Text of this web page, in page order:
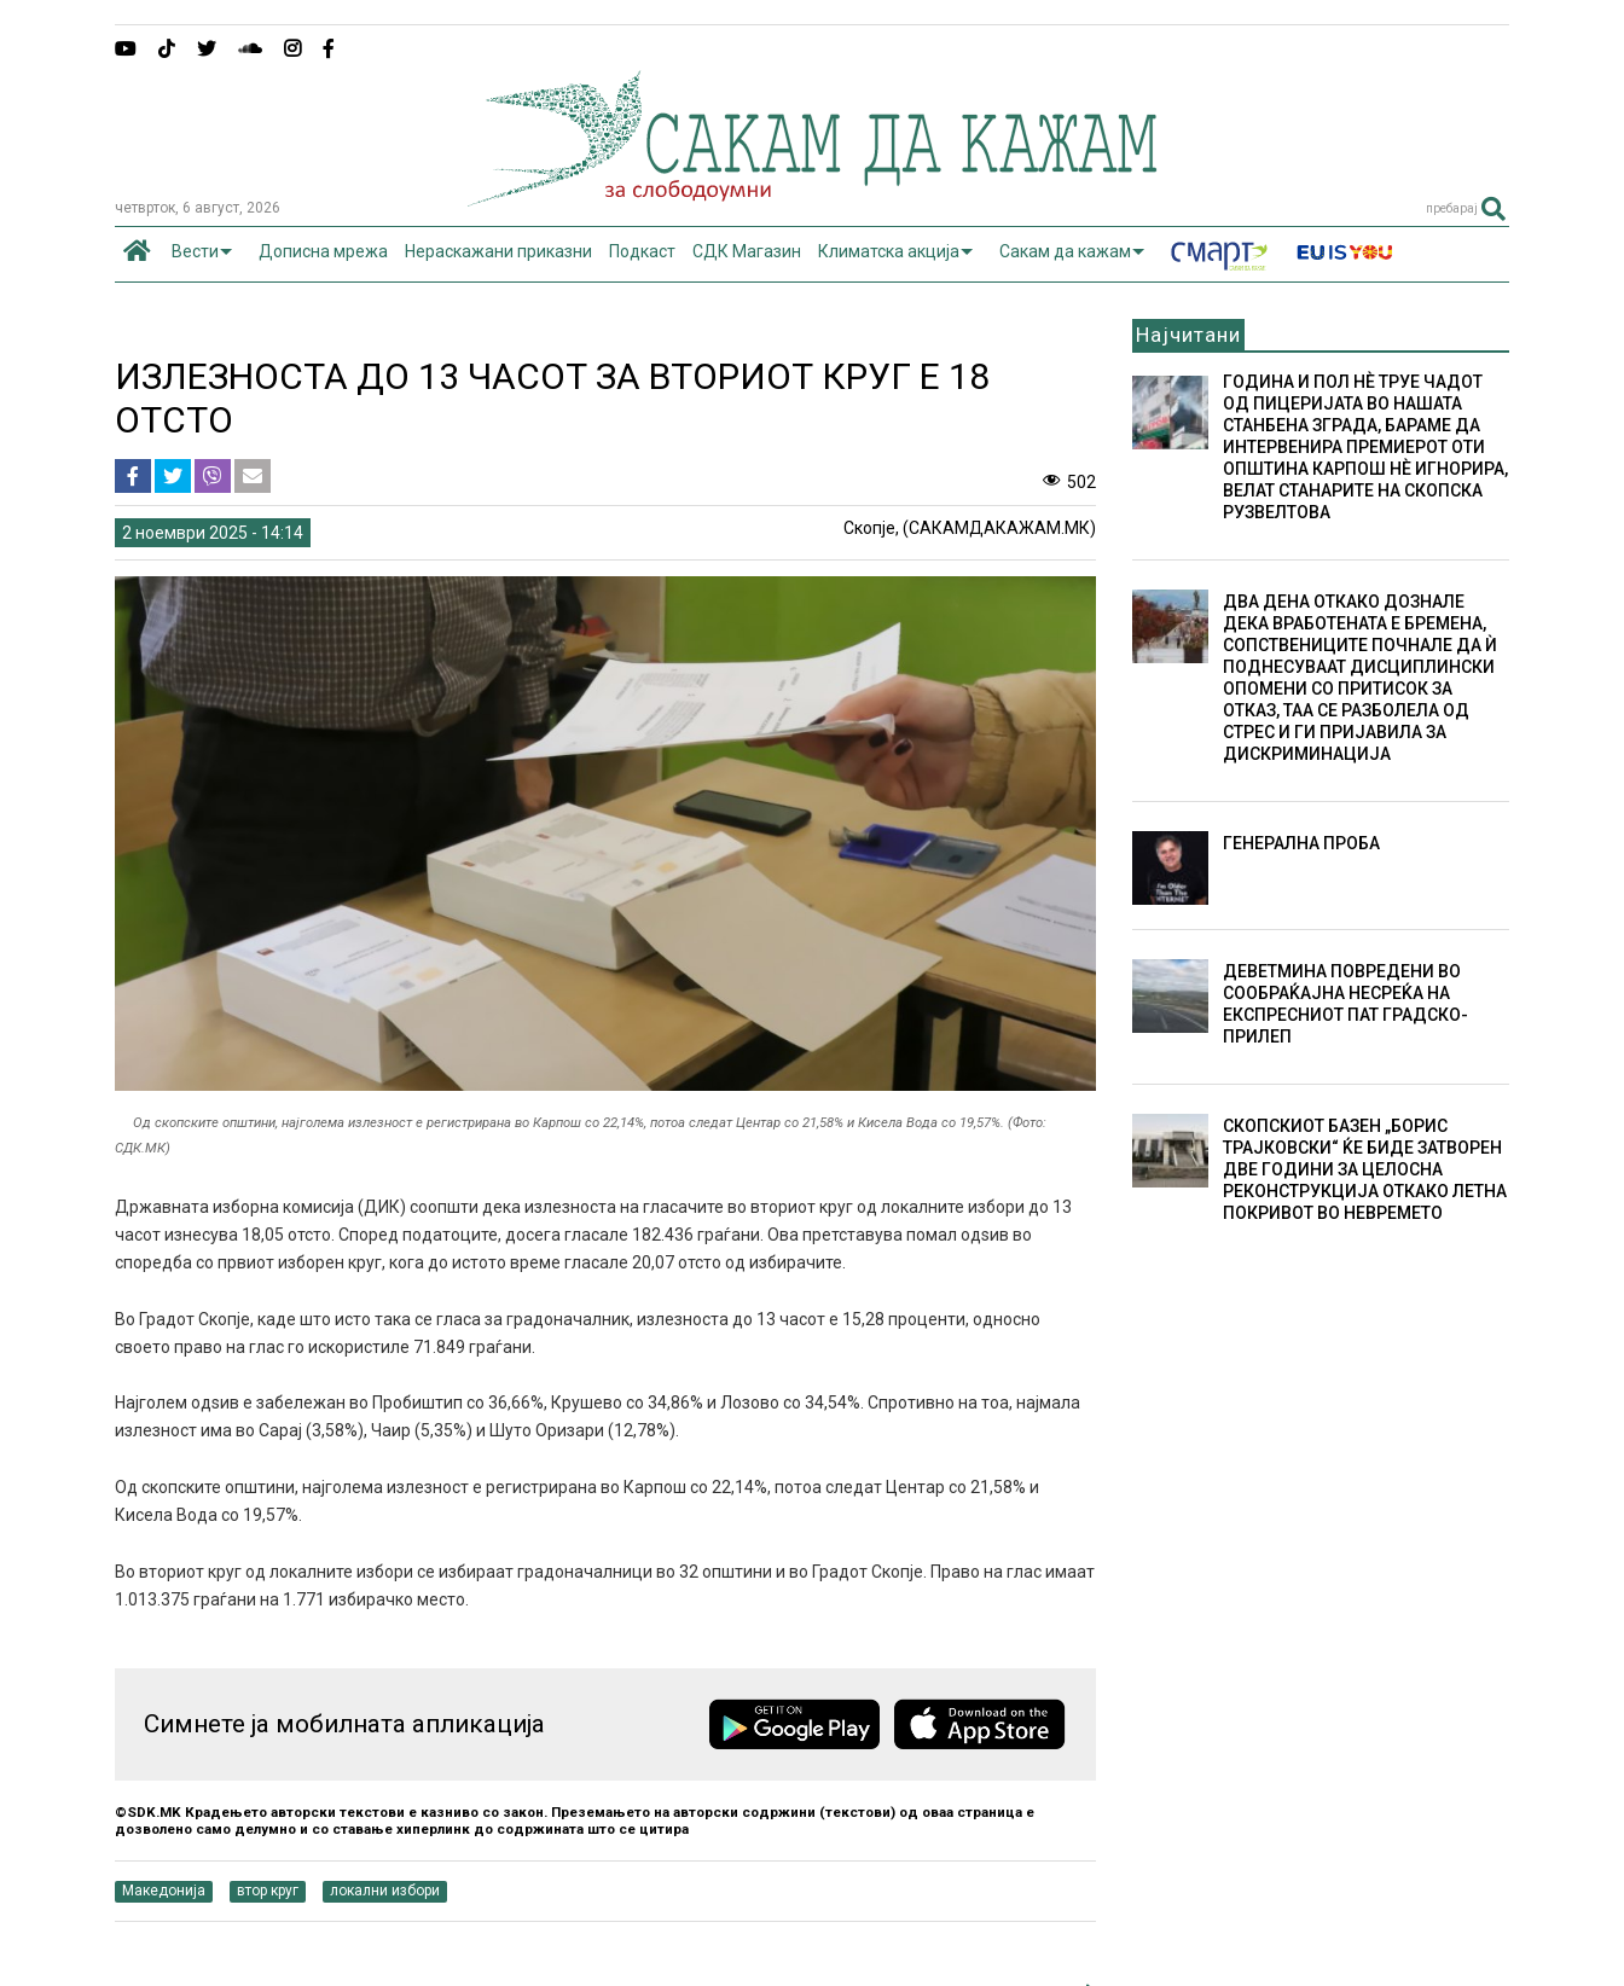
четврток, 6 август, 2026 пребарај
Вести Дописна мрежа Нераскажани приказни Подкаст СДК Магазин Климатска акција Сакам да кажам
ИЗЛЕЗНОСТА ДО 13 ЧАСОТ ЗА ВТОРИОТ КРУГ Е 18
ОТСТО
502
2 ноември 2025 - 14:14 Скопје, (САКАМДАКАЖАМ.МК)
Од скопските општини, најголема излезност е регистрирана во Карпош со 22,14%, потоа следат Центар со 21,58% и Кисела Вода со 19,57%. (Фото:
СДК.МК)
Државната изборна комисија (ДИК) соопшти дека излезноста на гласачите во вториот круг од локалните избори до 13
часот изнесува 18,05 отсто. Според податоците, досега гласале 182.436 граѓани. Ова претставува помал одѕив во
споредба со првиот изборен круг, кога до истото време гласале 20,07 отсто од избирачите.
Во Градот Скопје, каде што исто така се гласа за градоначалник, излезноста до 13 часот е 15,28 проценти, односно
своето право на глас го искористиле 71.849 граѓани.
Најголем одѕив е забележан во Пробиштип со 36,66%, Крушево со 34,86% и Лозово со 34,54%. Спротивно на тоа, најмала
излезност има во Сарај (3,58%), Чаир (5,35%) и Шуто Оризари (12,78%).
Од скопските општини, најголема излезност е регистрирана во Карпош со 22,14%, потоа следат Центар со 21,58% и
Кисела Вода со 19,57%.
Во вториот круг од локалните избори се избираат градоначалници во 32 општини и во Градот Скопје. Право на глас имаат
1.013.375 граѓани на 1.771 избирачко место.
Симнете ја мобилната апликација
©SDK.MK Крадењето авторски текстови е казниво со закон. Преземањето на авторски содржини (текстови) од оваа страница е
дозволено само делумно и со ставање хиперлинк до содржината што се цитира
Македонија втор круг локални избори
Најчитани
ГОДИНА И ПОЛ НÈ ТРУЕ ЧАДОТ
ОД ПИЦЕРИЈАТА ВО НАШАТА
СТАНБЕНА ЗГРАДА, БАРАМЕ ДА
ИНТЕРВЕНИРА ПРЕМИЕРОТ ОТИ
ОПШТИНА КАРПОШ НÈ ИГНОРИРА,
ВЕЛАТ СТАНАРИТЕ НА СКОПСКА
РУЗВЕЛТОВА
ДВА ДЕНА ОТКАКО ДОЗНАЛЕ
ДЕКА ВРАБОТЕНАТА Е БРЕМЕНА,
СОПСТВЕНИЦИТЕ ПОЧНАЛЕ ДА Ѝ
ПОДНЕСУВААТ ДИСЦИПЛИНСКИ
ОПОМЕНИ СО ПРИТИСОК ЗА
ОТКАЗ, ТАА СЕ РАЗБОЛЕЛА ОД
СТРЕС И ГИ ПРИЈАВИЛА ЗА
ДИСКРИМИНАЦИЈА
ГЕНЕРАЛНА ПРОБА
ДЕВЕТМИНА ПОВРЕДЕНИ ВО
СООБРАЌАЈНА НЕСРЕЌА НА
ЕКСПРЕСНИОТ ПАТ ГРАДСКО-
ПРИЛЕП
СКОПСКИОТ БАЗЕН „БОРИС
ТРАЈКОВСКИ“ ЌЕ БИДЕ ЗАТВОРЕН
ДВЕ ГОДИНИ ЗА ЦЕЛОСНА
РЕКОНСТРУКЦИЈА ОТКАКО ЛЕТНА
ПОКРИВОТ ВО НЕВРЕМЕТО